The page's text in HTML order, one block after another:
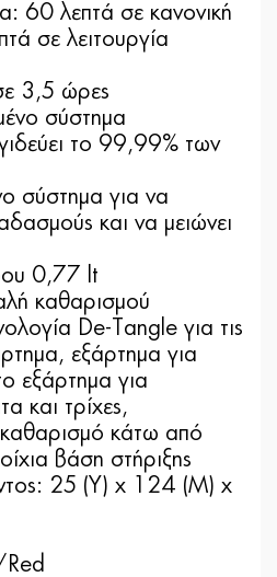
60 λεπτά σε κανονική
σε λειτουργία
3,5 ώρες
σύστημα
το 99,99% των
σύστημα για να
και να μειώνει
0,77 lt
καθαρισμού
De-Tangle για τις
εξάρτημα για
εξάρτημα για
και τρίχες,
κάτω από
βάση στήριξης
25 (Y) x 124 (Μ) x